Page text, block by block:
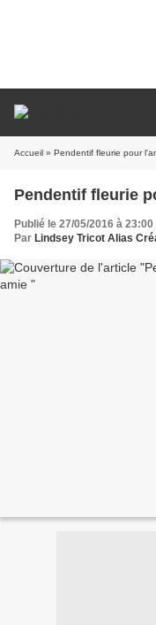
Accueil » Pendentif fleurie pour
Pendentif fleurie
Publié le 27/05/2016 à 23:00
Par Lindsey Tricot Alias